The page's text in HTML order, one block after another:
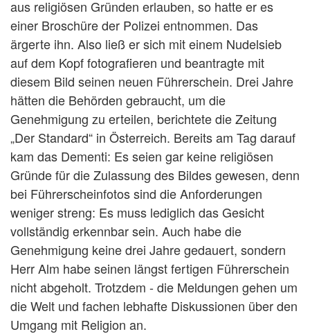
aus religiösen Gründen erlauben, so hatte er es
einer Broschüre der Polizei entnommen. Das
ärgerte ihn. Also ließ er sich mit einem Nudelsieb
auf dem Kopf fotografieren und beantragte mit
diesem Bild seinen neuen Führerschein. Drei Jahre
hätten die Behörden gebraucht, um die
Genehmigung zu erteilen, berichtete die Zeitung
„Der Standard“ in Österreich. Bereits am Tag darauf
kam das Dementi: Es seien gar keine religiösen
Gründe für die Zulassung des Bildes gewesen, denn
bei Führerscheinfotos sind die Anforderungen
weniger streng: Es muss lediglich das Gesicht
vollständig erkennbar sein. Auch habe die
Genehmigung keine drei Jahre gedauert, sondern
Herr Alm habe seinen längst fertigen Führerschein
nicht abgeholt. Trotzdem - die Meldungen gehen um
die Welt und fachen lebhafte Diskussionen über den
Umgang mit Religion an.